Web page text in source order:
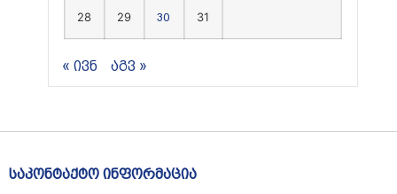
28 29 30 31
« ივნ აგვ »
საკონტაქტო ინფორმაცია